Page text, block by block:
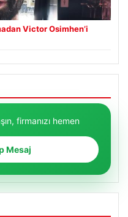
Victor Osimhen’i
firmanızı hemen
Mesaj